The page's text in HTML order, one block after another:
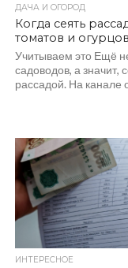
ДАЧА И ОГОРОД
Когда сеять
томатов и огурцов
Учитываем это Ещё
садоводов, а значит,
рассадой. На канале
ИНТЕРЕСНОЕ